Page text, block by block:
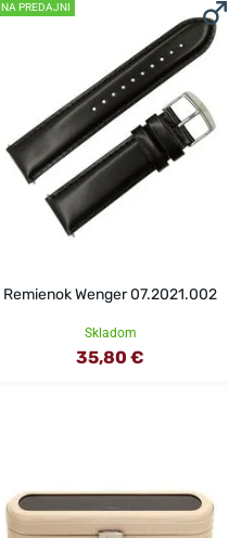
NA PREDAJNI
Remienok Wenger 07.2021.002
Skladom
35,80 €